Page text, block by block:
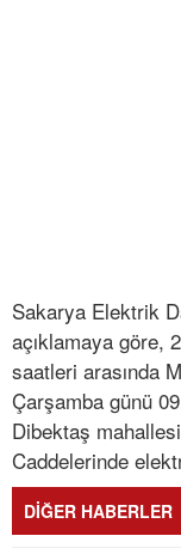
Sakarya Elektrik
açıklamaya göre,
saatleri arasında
Çarşamba günü
Dibektaş
Caddelerinde
DİĞER HABERLER